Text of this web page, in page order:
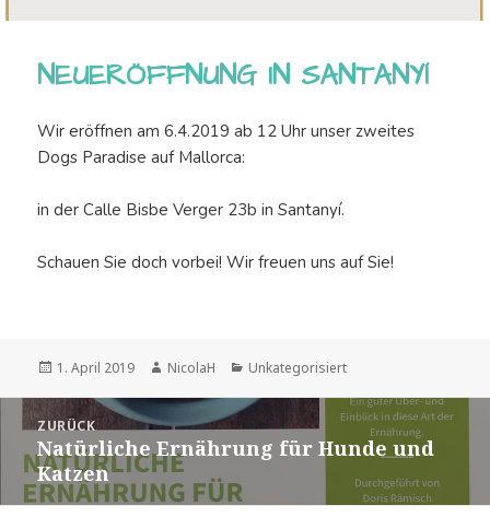
NEUERÖFFNUNG IN SANTANYÍ
Wir eröffnen am 6.4.2019 ab 12 Uhr unser zweites
Dogs Paradise auf Mallorca:
in der Calle Bisbe Verger 23b in Santanyí.
Schauen Sie doch vorbei! Wir freuen uns auf Sie!
Veröffentlicht
1. April 2019 Autor
NicolaH Kategorien
Unkategorisiert
Beitragsnavigation
ZURÜCK
Vorheriger
Beitrag:
Natürliche Ernährung für Hunde und
Katzen